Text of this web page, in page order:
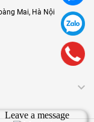
Mai, Hà Nội